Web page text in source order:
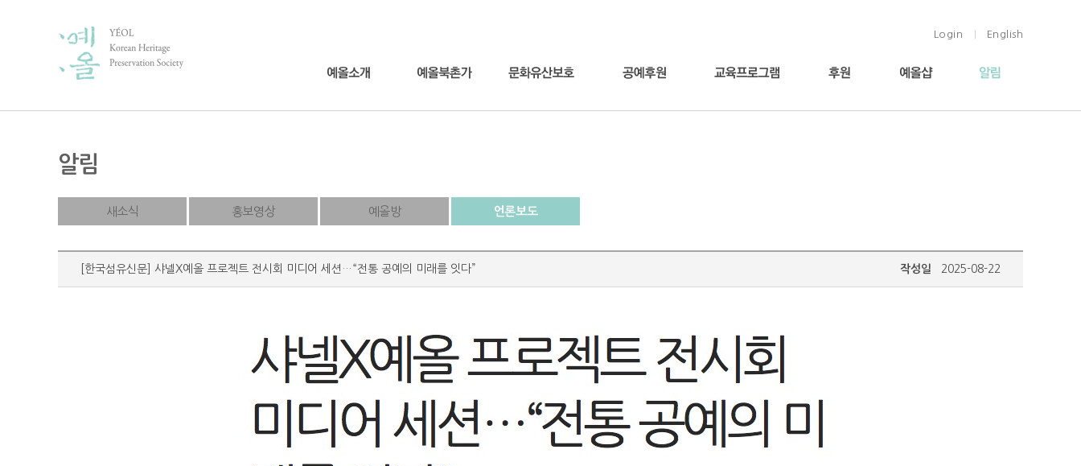
Login English
알림
새소식 홍보영상 예올방 언론보도
[한국섬유신문] 샤넬X예올 프로젝트 전시회 미디어 세션…“전통 공예의 미래를 잇다” 작성일 2025-08-22